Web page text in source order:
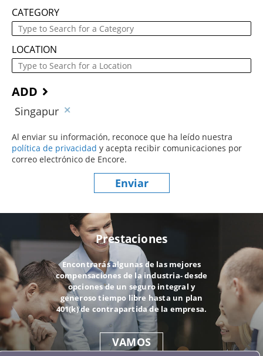
CATEGORY
LOCATION
ADD
Singapur
Al enviar su información, reconoce que ha leído nuestra
política de privacidad (este contenido se abre en una nueva
y acepta recibir comunicaciones por
correo electrónico de Encore.
Enviar
Prestaciones
Encontrarás algunas de las mejores
compensaciones de la industria- desde
opciones de un seguro integral y
generoso tiempo libre hasta un plan
401(k) de contrapartida de la empresa.
VAMOS